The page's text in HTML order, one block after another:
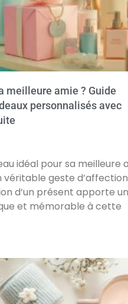
meilleure amie ? Guide
personnalisés avec
idéal pour sa meilleure
geste
d’un présent apporte
et mémorable à cette